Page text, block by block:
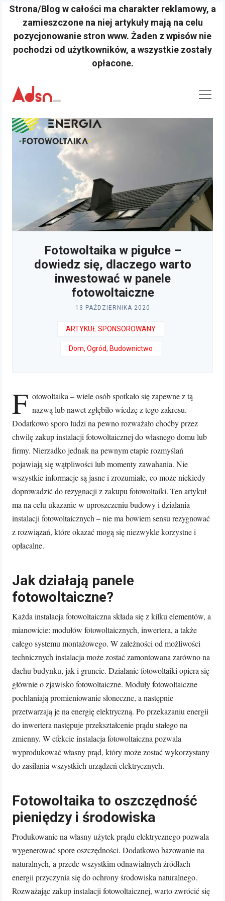
Strona/Blog w całości ma charakter reklamowy, a
zamieszczone na niej artykuły mają na celu
pozycjonowanie stron www. Żaden z wpisów nie
pochodzi od użytkowników, a wszystkie zostały
opłacone.
content
Fotowoltaika w pigułce –
dowiedz się, dlaczego warto
inwestować w panele
fotowoltaiczne
13 PAŹDZIERNIKA 2020
ARTYKUŁ SPONSOROWANY
Dom, Ogród, Budownictwo
F otowoltaika – wiele osób spotkało się zapewne z tą
nazwą lub nawet zgłębiło wiedzę z tego zakresu.
Dodatkowo sporo ludzi na pewno rozważało choćby przez
chwilę zakup instalacji fotowoltaicznej do własnego domu lub
firmy. Nierzadko jednak na pewnym etapie rozmyślań
pojawiają się wątpliwości lub momenty zawahania. Nie
wszystkie informacje są jasne i zrozumiałe, co może niekiedy
doprowadzić do rezygnacji z zakupu fotowoltaiki. Ten artykuł
ma na celu ukazanie w uproszczeniu budowy i działania
instalacji fotowoltaicznych – nie ma bowiem sensu rezygnować
z rozwiązań, które okazać mogą się niezwykle korzystne i
opłacalne.
Jak działają panele
fotowoltaiczne?
Każda instalacja fotowoltaiczna składa się z kilku elementów, a
mianowicie: modułów fotowoltaicznych, inwertera, a także
całego systemu montażowego. W zależności od możliwości
technicznych instalacja może zostać zamontowana zarówno na
dachu budynku, jak i gruncie. Działanie fotowoltaiki opiera się
głównie o zjawisko fotowoltaiczne. Moduły fotowoltaiczne
pochłaniają promieniowanie słoneczne, a następnie
przetwarzają je na energię elektryczną. Po przekazaniu energii
do inwertera następuje przekształcenie prądu stałego na
zmienny. W efekcie instalacja fotowoltaiczna pozwala
wyprodukować własny prąd, który może zostać wykorzystany
do zasilania wszystkich urządzeń elektrycznych.
Fotowoltaika to oszczędność
pieniędzy i środowiska
Produkowanie na własny użytek prądu elektrycznego pozwala
wygenerować spore oszczędności. Dodatkowo bazowanie na
naturalnych, a przede wszystkim odnawialnych źródłach
energii przyczynia się do ochrony środowiska naturalnego.
Rozważając zakup instalacji fotowoltaicznej, warto zwrócić się